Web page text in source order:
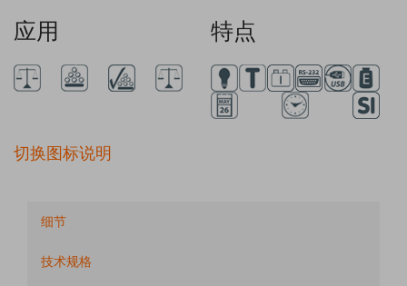
应用 特点
切换图标说明
细节
技术规格